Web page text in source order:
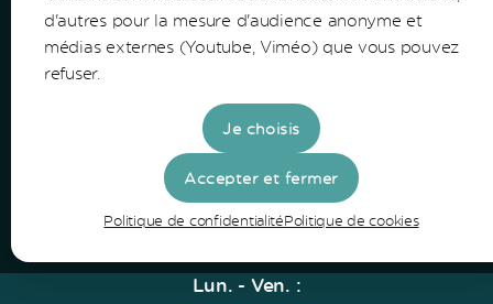
Communauté de Communes du Bazadais
Route de Lerm
33430 Bazas
Tel: 05 56 25 28 81
Lun. - Ven. :
d'autres pour la mesure d'audience anonyme et
médias externes (Youtube, Viméo) que vous pouvez
refuser.
Je choisis
Accepter et fermer
Politique de confidentialitéPolitique de cookies